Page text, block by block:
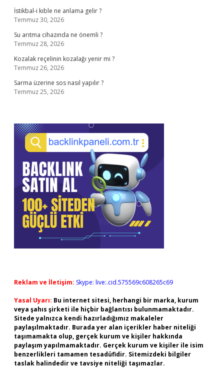
İstikbal-i kıble ne anlama gelir ?
Temmuz 30, 2026
Su arıtma cihazında ne önemli ?
Temmuz 28, 2026
Kozalak reçelinin kozalağı yenir mi ?
Temmuz 26, 2026
Sarma üzerine sos nasıl yapılır ?
Temmuz 25, 2026
Reklam ve İletişim: Skype: live:.cid.575569c608265c69
Yasal Uyarı: Bu internet sitesi, herhangi bir marka, kurum
veya şahıs şirketi ile hiçbir bağlantısı bulunmamaktadır.
Sitede yalnızca kendi hazırladığımız makaleler
paylaşılmaktadır. Burada yer alan içerikler haber niteliği
taşımamakta olup, gerçek kurum ve kişiler hakkında
paylaşım yapılmamaktadır. Gerçek kurum ve kişiler ile isim
benzerlikleri tamamen tesadüfidir. Sitemizdeki bilgiler
taslak halindedir ve tavsiye niteliği taşımazlar.